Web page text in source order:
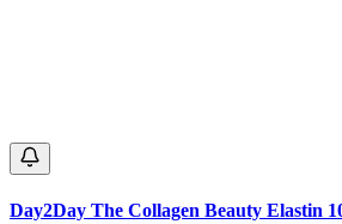
Day2Day The Collagen Beauty Elastin